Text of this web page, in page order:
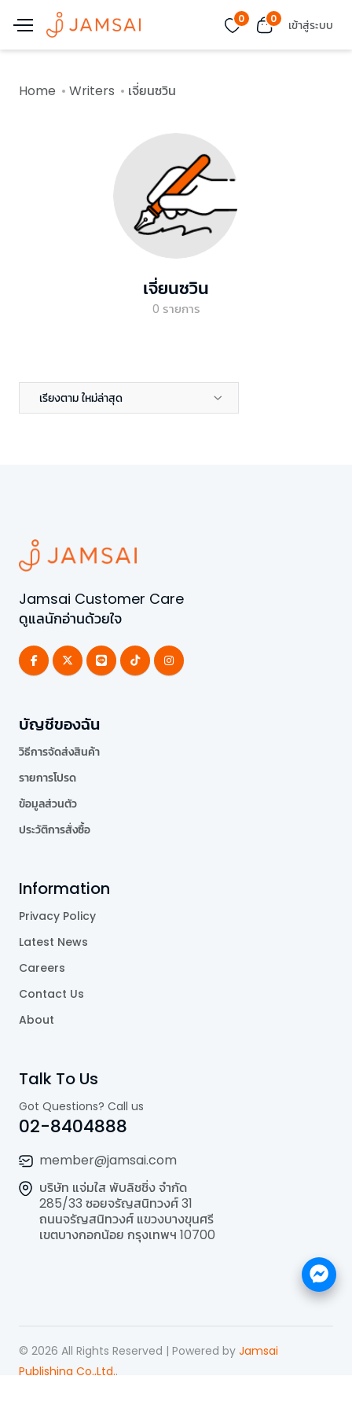
0 0 เข้าสู่ระบบ
Home Writers เจี่ยนซวิน
เจี่ยนซวิน
0 รายการ
เรียงตาม ใหม่ล่าสุด
Jamsai Customer Care
ดูแลนักอ่านด้วยใจ
บัญชีของฉัน
วิธีการจัดส่งสินค้า
รายการโปรด
ข้อมูลส่วนตัว
ประวัติการสั่งซื้อ
Information
Privacy Policy
Latest News
Careers
Contact Us
About
Talk To Us
Got Questions? Call us
02-8404888
member@jamsai.com
บริษัท แจ่มใส พับลิชชิ่ง จำกัด
285/33 ซอยจรัญสนิทวงศ์ 31
ถนนจรัญสนิทวงศ์ แขวงบางขุนศรี
เขตบางกอกน้อย กรุงเทพฯ 10700
© 2026 All Rights Reserved | Powered by Jamsai
Publishing Co.,Ltd..